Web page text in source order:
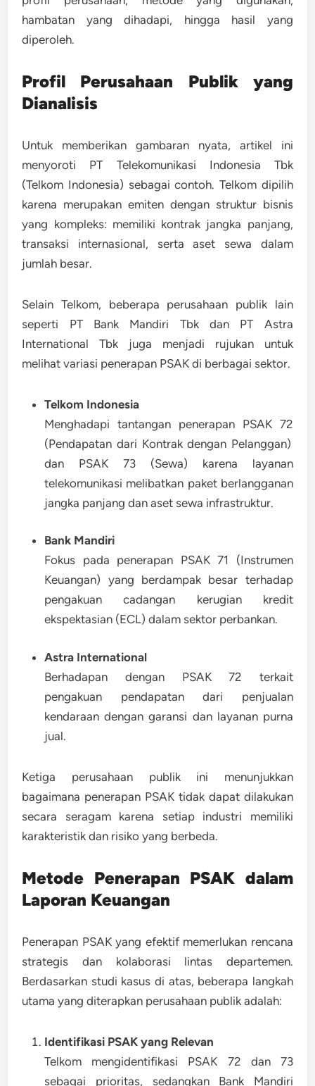
hambatan yang dihadapi, hingga hasil yang
diperoleh.
Profil Perusahaan Publik yang
Dianalisis
Untuk memberikan gambaran nyata, artikel ini
menyoroti PT Telekomunikasi Indonesia Tbk
(Telkom Indonesia) sebagai contoh. Telkom dipilih
karena merupakanemiten dengan struktur bisnis
yang kompleks: memiliki kontrak jangka panjang,
transaksi internasional, serta aset sewa dalam
jumlah besar.
Selain Telkom, beberapa perusahaan publik lain
seperti PT Bank Mandiri Tbkdan PT Astra
International Tbk juga menjadi rujukan untuk
melihat variasi penerapan PSAK di berbagai sektor.
Telkom Indonesia
Menghadapi tantangan penerapan PSAK 72
(Pendapatan dari Kontrak dengan Pelanggan)
dan PSAK 73 (Sewa) karena layanan
telekomunikasi melibatkan paket berlangganan
jangka panjang dan aset sewa infrastruktur.
Bank Mandiri
Fokus pada penerapan PSAK 71
(Instrumen
Keuangan) yang berdampak besar terhadap
pengakuan cadangan kerugian kredit
ekspektasian (ECL) dalam sektor perbankan.
Astra International
Berhadapan dengan PSAK 72 terkait
pengakuan pendapatan dari penjualan
kendaraan dengan garansi dan layanan purna
jual.
Ketiga perusahaan publik ini menunjukkan
bagaimana penerapan PSAK tidak dapat dilakukan
secara seragam karena setiap industri memiliki
karakteristik dan risiko yang berbeda.
Metode Penerapan PSAK dalam
Laporan Keuangan
Penerapan PSAK yang efektif memerlukan rencana
strategis dan kolaborasi lintas departemen.
Berdasarkan studi kasus di atas, beberapa langkah
utama yang diterapkan perusahaan publik adalah:
Identifikasi PSAK yang Relevan
Telkom mengidentifikasi PSAK 72 dan 73
sebagai prioritas, sedangkan Bank Mandiri